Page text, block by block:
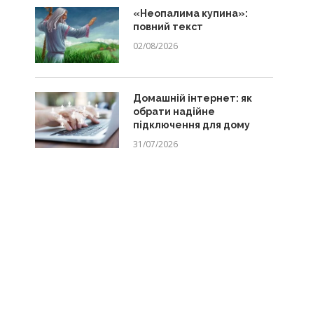
«Неопалима купина»:
повний текст
02/08/2026
Домашній інтернет: як
обрати надійне
підключення для дому
31/07/2026